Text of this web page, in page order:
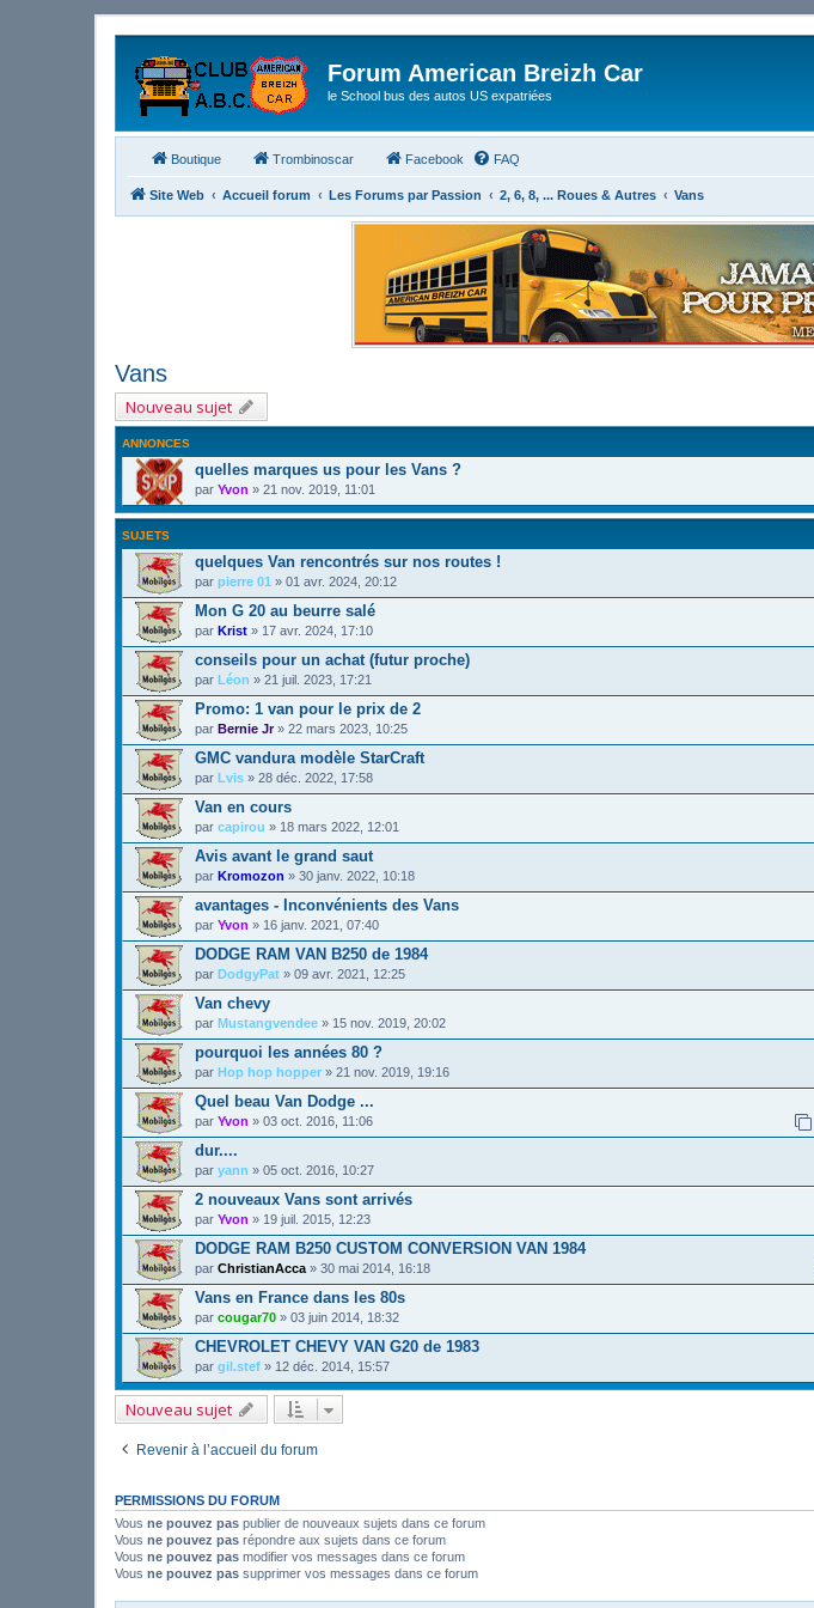
Forum American Breizh Car
le School bus des autos US expatriées
Boutique Trombinoscar Facebook FAQ
Site Web Accueil forum Les Forums par Passion 2, 6, 8, ... Roues & Autres Vans
Vans
Nouveau sujet
ANNONCES
quelles marques us pour les Vans ?
par Yvon » 21 nov. 2019, 11:01
SUJETS
quelques Van rencontrés sur nos routes !
par pierre 01 » 01 avr. 2024, 20:12
Mon G 20 au beurre salé
par Krist » 17 avr. 2024, 17:10
conseils pour un achat (futur proche)
par Léon » 21 juil. 2023, 17:21
Promo: 1 van pour le prix de 2
par Bernie Jr» 22 mars 2023, 10:25
GMC vandura modèle StarCraft
par Lvis » 28 déc. 2022, 17:58
Van en cours
par capirou » 18 mars 2022, 12:01
Avis avant le grand saut
par Kromozon » 30 janv. 2022, 10:18
avantages - Inconvénients des Vans
par Yvon » 16 janv. 2021, 07:40
DODGE RAM VAN B250 de 1984
par DodgyPat » 09 avr. 2021, 12:25
Van chevy
par Mustangvendee » 15 nov. 2019, 20:02
pourquoi les années 80 ?
par Hop hop hopper » 21 nov. 2019, 19:16
Quel beau Van Dodge ...
par Yvon » 03 oct. 2016, 11:06
dur....
par yann » 05 oct. 2016, 10:27
2 nouveaux Vans sont arrivés
par Yvon » 19 juil. 2015, 12:23
DODGE RAM B250 CUSTOM CONVERSION VAN 1984
par ChristianAcca » 30 mai 2014, 16:18
Vans en France dans les 80s
par cougar70 » 03 juin 2014, 18:32
CHEVROLET CHEVY VAN G20 de 1983
par gil.stef » 12 déc. 2014, 15:57
Nouveau sujet
Revenir à l’accueil du forum
PERMISSIONS DU FORUM
Vous ne pouvez pas publier de nouveaux sujets dans ce forum
Vous ne pouvez pas répondre aux sujets dans ce forum
Vous ne pouvez pas modifier vos messages dans ce forum
Vous ne pouvez pas supprimer vos messages dans ce forum